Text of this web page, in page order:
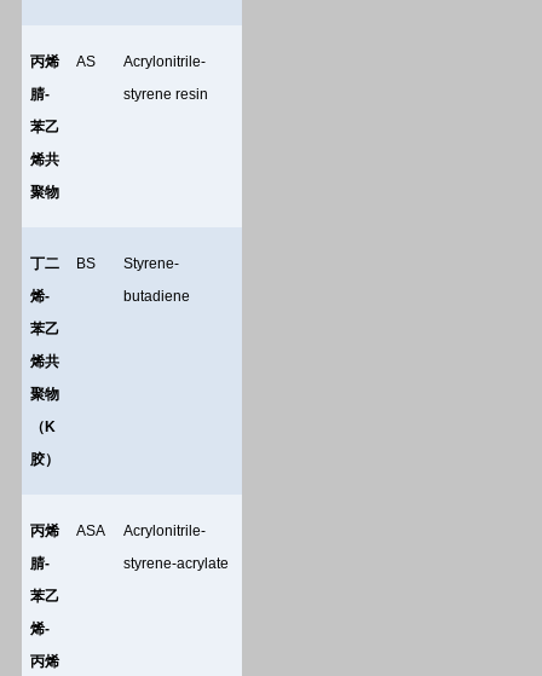
丙烯
腈-
苯乙
烯共
聚物
AS
Acrylonitrile-
styrene resin
丁二
烯-
苯乙
烯共
聚物
（ K
胶）
BS
Styrene-
butadiene
丙烯
腈-
苯乙
烯-
丙烯
ASA
Acrylonitrile-
styrene-acrylate